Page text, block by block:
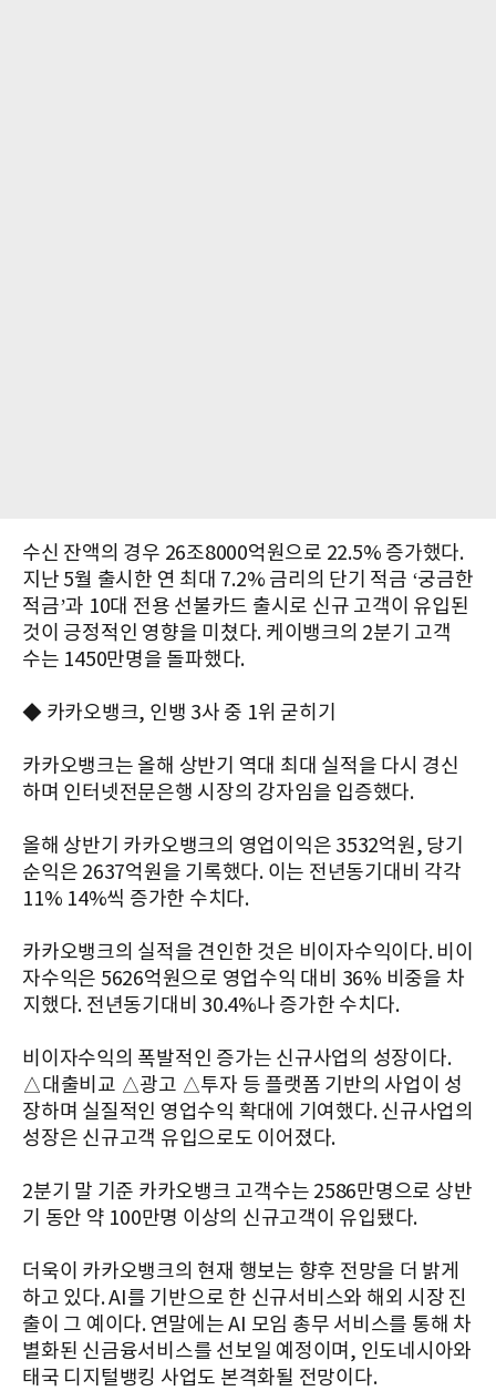
수신 잔액의 경우 26조8000억원으로 22.5% 증가했다.
지난 5월 출시한 연 최대 7.2% 금리의 단기 적금 ‘궁금한
적금’과 10대 전용 선불카드 출시로 신규 고객이 유입된
것이 긍정적인 영향을 미쳤다. 케이뱅크의 2분기 고객
수는 1450만명을 돌파했다.
◆ 카카오뱅크, 인뱅 3사 중 1위 굳히기
카카오뱅크는 올해 상반기 역대 최대 실적을 다시 경신
하며 인터넷전문은행 시장의 강자임을 입증했다.
올해 상반기 카카오뱅크의 영업이익은 3532억원, 당기
순익은 2637억원을 기록했다. 이는 전년동기대비 각각
11% 14%씩 증가한 수치다.
카카오뱅크의 실적을 견인한 것은 비이자수익이다. 비이
자수익은 5626억원으로 영업수익 대비 36% 비중을 차
지했다. 전년동기대비 30.4%나 증가한 수치다.
비이자수익의 폭발적인 증가는 신규사업의 성장이다.
△대출비교 △광고 △투자 등 플랫폼 기반의 사업이 성
장하며 실질적인 영업수익 확대에 기여했다. 신규사업의
성장은 신규고객 유입으로도 이어졌다.
2분기 말 기준 카카오뱅크 고객수는 2586만명으로 상반
기 동안 약 100만명 이상의 신규고객이 유입됐다.
더욱이 카카오뱅크의 현재 행보는 향후 전망을 더 밝게
하고 있다. AI를 기반으로 한 신규서비스와 해외 시장 진
출이 그 예이다. 연말에는 AI 모임 총무 서비스를 통해 차
별화된 신금융서비스를 선보일 예정이며, 인도네시아와
태국 디지털뱅킹 사업도 본격화될 전망이다.